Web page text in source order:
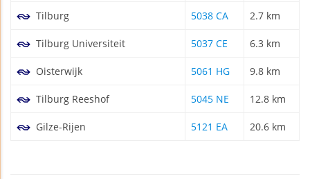
Tilburg 5038 CA 2.7 km
Tilburg Universiteit 5037 CE 6.3 km
Oisterwijk 5061 HG 9.8 km
Tilburg Reeshof 5045 NE 12.8 km
Gilze-Rijen 5121 EA 20.6 km